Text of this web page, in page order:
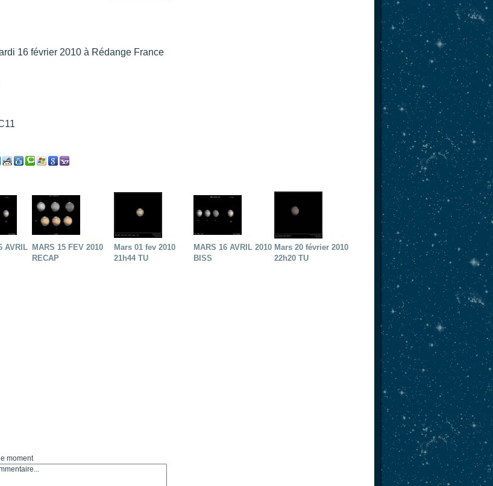
halpha 120 mm
16 février 2010 à Rédange France
AVRIL
MARS 15 FEV 2010
RECAP
Mars 01 fev 2010
21h44 TU
MARS 16 AVRIL 2010
BISS
Mars 20 février 2010
22h20 TU
moment